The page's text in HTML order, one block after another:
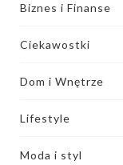
Biznes i Finanse
Ciekawostki
Dom i Wnętrze
Lifestyle
Moda i styl